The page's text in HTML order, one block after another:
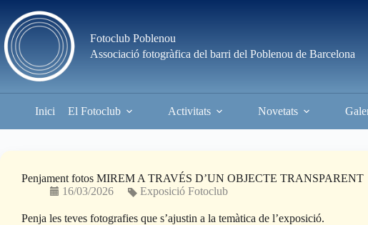
content
Fotoclub Poblenou
Associació fotogràfica del barri del Poblenou de Barcelona
Inici El Fotoclub Activitats Novetats
Penjament fotos MIREM A TRAVÉS D’UN OBJECTE TRANSPARENT
16/03/2026
Exposició Fotoclub
Penja les teves fotografies que s’ajustin a la temàtica de l’exposició.